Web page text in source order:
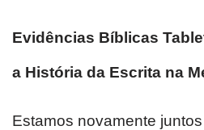
Evidências Bíblicas
a História da Escrita na
Estamos novamente